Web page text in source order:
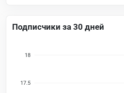
Подписчики за 30 дней
18
17.5